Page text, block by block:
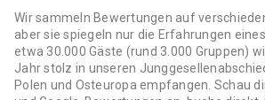
Wir sammeln Bewertungen auf
aber sie spiegeln nur die Erfahrungen
etwa 30.000 Gäste (rund 3.000 Gruppen)
Jahr stolz in unseren
Polen und Osteuropa empfangen. Schau